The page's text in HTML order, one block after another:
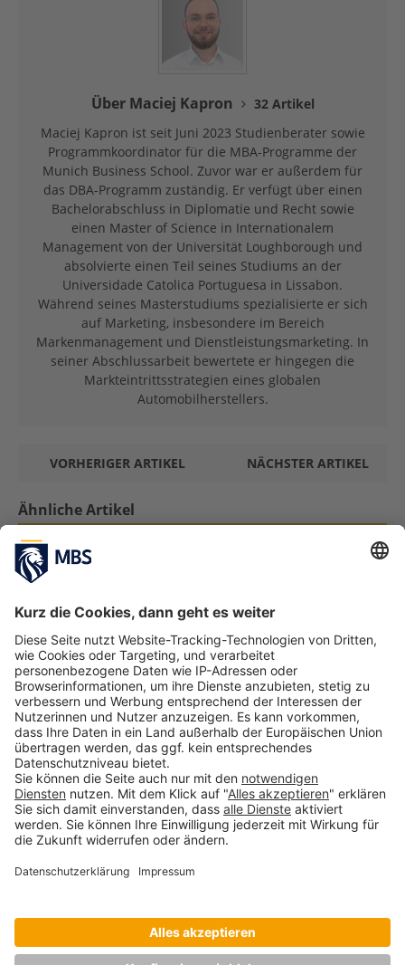
Über Maciej Kapron
32 Artikel
Maciej Kapron ist seit Juni 2023 Studienberater sowie
Programmkoordinator für die MBA-Programme der
Munich Business School. Zuvor war er außerdem für
das DBA-Programm zuständig. Er verfügt über einen
Bachelorabschluss in Diplomatie und Recht sowie
einen Master of Science in Internationalem
Management von der Universität Loughborough und
absolvierte einen Teil seines Studiums an der
Universidade Catolica Portuguesa in Lissabon.
Während seines Masterstudiums spezialisierte er sich
auf Marketing, insbesondere im Bereich
Markenmanagement und Dienstleistungsmarketing. In
seiner Abschlussarbeit bewertete er hingegen die
Markteintrittsstrategien eines globalen
Automobilherstellers.
VORHERIGER ARTIKEL NÄCHSTER ARTIKEL
Ähnliche Artikel
Juli 29, 2022
Wie man das richtige MBA-Programm
auswählt – Verhältnis zwischen Preis und
Qualität
Maciej Kapron Juni 5, 2024
Vom Master Sports Business and
Communication zur Geschäftsleitung einer
Beratungsagentur für E-Sports & Gaming
August 17, 2019